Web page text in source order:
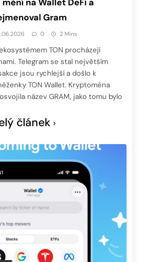
na Wallet DeFi a
Gram
0 2 Mins
TON procházejí
Telegram se stal největším
jsou rychlejší a došlo k
TON Wallet. Kryptoměna
název GRAM, jako tomu bylo
článek